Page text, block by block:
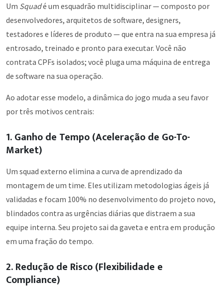
Um Squadé um esquadrão multidisciplinar — composto por
desenvolvedores, arquitetos de software, designers,
testadores e líderes de produto — que entra na sua empresa já
entrosado, treinado e pronto para executar. Você não
contrata CPFs isolados; você pluga uma máquina de entrega
de software na sua operação.
Ao adotar esse modelo, a dinâmica do jogo muda a seu favor
por três motivos centrais:
1. Ganho de Tempo (Aceleração de Go-To-
Market)
Um squad externo elimina a curva de aprendizado da
montagem de um time. Eles utilizam metodologias ágeis já
validadas e focam 100% no desenvolvimento do projeto novo,
blindados contra as urgências diárias que distraem a sua
equipe interna. Seu projeto sai da gaveta e entra em produção
em uma fração do tempo.
2. Redução de Risco (Flexibilidade e
Compliance)